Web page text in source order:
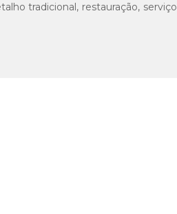
tradicional, restauração,